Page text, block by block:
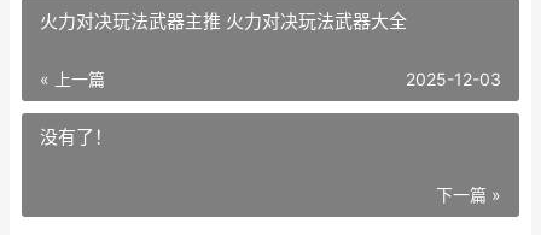
火力对决玩法武器主推 火力对决玩法武器大全
« 上一篇 2025-12-03
没有了！
下一篇 »